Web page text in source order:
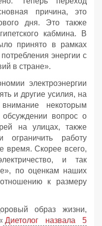
причина, это
дня. Это также
кабмина. В
принято в рамках
энергии с
в стране».
электроэнергии
и другие усилия, на
некоторым
вопрос о
на улицах, также
ограничить работу
время. Скорее всего,
и так
по оценкам наших
к размеру
образ жизни,
Диетолог назвала 5